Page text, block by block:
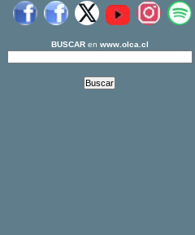
BUSCARen www.olca.cl